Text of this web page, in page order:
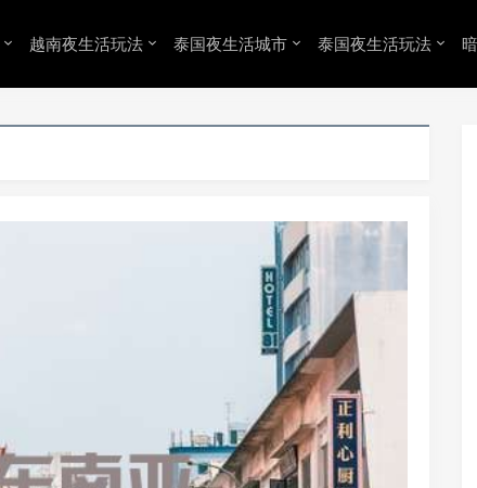
越南夜生活玩法 泰国夜生活城市 泰国夜生活玩法